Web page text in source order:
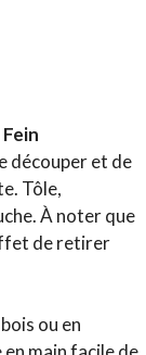
découper et de
Tôle,
À noter que
de retirer
ou en